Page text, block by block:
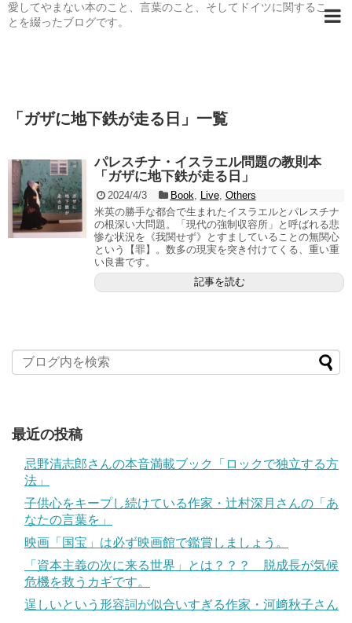
愛してやまない本のこと、言葉のこと、そしてドイツに関するこ
とを綴ったブログです。
「 ガザに地下鉄が走る日 」 一覧
パレスチナ・イスラエル問題の教則本
「ガザに地下鉄が走る日」
2024/4/3 Book Live, Others
米英の勝手な都合で生まれたイスラエルとパレスチナ
の根深い大問題。「現代の強制収容所」と呼ばれる悲
惨な状況を《我関せず》とすましていることの無関心
という【罪】。数多の現実を突き付けてくる、重い重
い良書です。
記事を読む
最近の投稿
忌野清志郎さんの本音満載ブック「ロックで独立する方
法」
子供心をキープし続けている作家・辻村深月さんの「あ
なたの言葉を」
映画「国宝」は必ず映画館で鑑賞しましょう。
「資本主義の次に来る世界」とは？？？ 脱成長が気候
危機を救うカギです。
逞しいという形容詞が似合いすぎる作家・河﨑秋子さん